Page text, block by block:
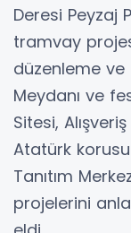
Deresi Peyzaj
tramvay
düzenleme ve
Meydanı ve
Sitesi,
Atatürk
Tanıtım
projelerini